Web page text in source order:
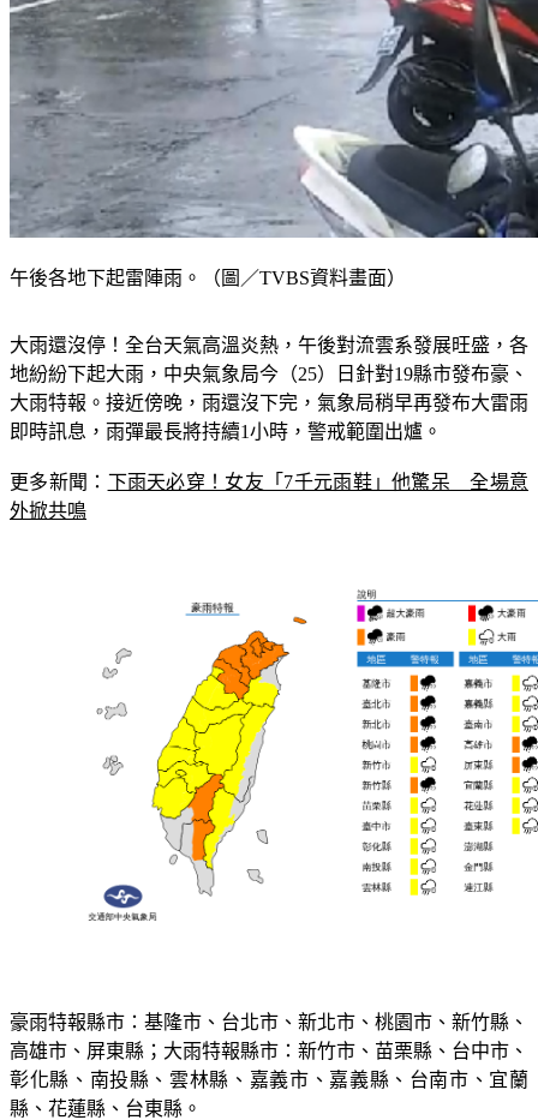
午後各地下起雷陣雨。（圖／TVBS資料畫面）
大雨還沒停！全台天氣高溫炎熱，午後對流雲系發展旺盛，各
地紛紛下起大雨，中央氣象局今（25）日針對19縣市發布豪、
大雨特報。接近傍晚，雨還沒下完，氣象局稍早再發布大雷雨
即時訊息，雨彈最長將持續1小時，警戒範圍出爐。
更多新聞： 下雨天必穿！女友「7千元雨鞋」他驚呆　全場意
外掀共鳴
豪雨特報縣市：基隆市、台北市、新北市、桃園市、新竹縣、
高雄市、屏東縣；大雨特報縣市：新竹市、苗栗縣、台中市、
彰化縣、南投縣、雲林縣、嘉義市、嘉義縣、台南市、宜蘭
縣、花蓮縣、台東縣。